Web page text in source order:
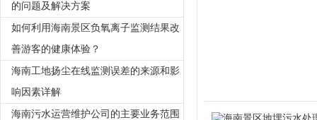
的问题及解决方案
如何利用海南景区负氧离子监测结果改
善游客的健康体验？
海南工地扬尘在线监测误差的来源和影
响因素详解
海南污水运营维护公司的主要业务范围